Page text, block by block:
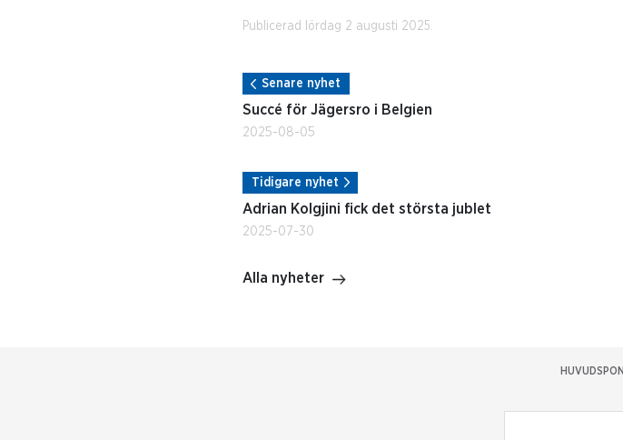
Publicerad lördag 2 augusti 2025.
Senare nyhet
Succé för Jägersro i Belgien
2025-08-05
Tidigare nyhet
Adrian Kolgjini fick det största jublet
2025-07-30
Alla nyheter